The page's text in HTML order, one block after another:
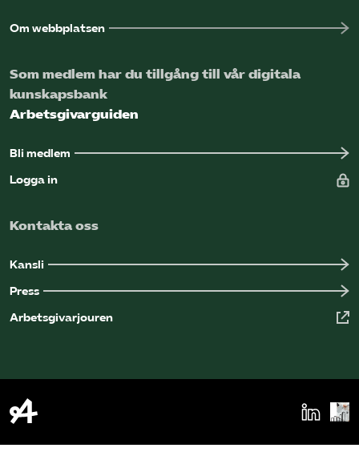
Om webbplatsen
Som medlem har du tillgång till vår digitala
kunskapsbank
Arbetsgivarguiden
Bli medlem
Logga in
Kontakta oss
Kansli
Press
Arbetsgivarjouren